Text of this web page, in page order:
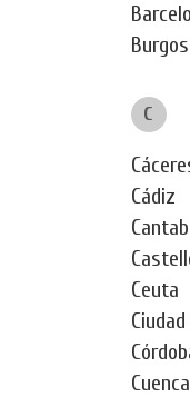
Burgos
C
Cádiz
Ceuta
Cuenca